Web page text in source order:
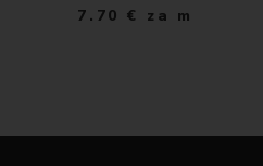
7.70 € za m